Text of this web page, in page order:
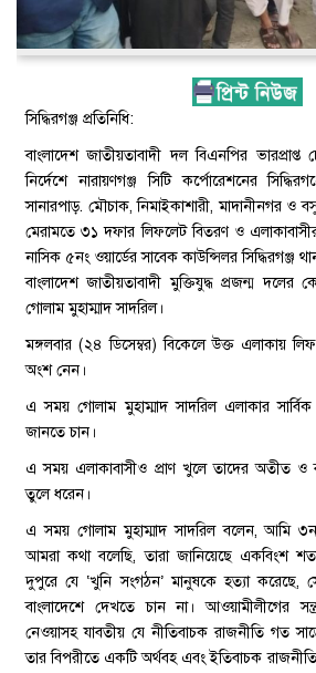
সিদ্ধিরগঞ্জ প্রতিনিধি:
বাংলাদেশ জাতীয়তাবাদী দল বিএনপির ভারপ্রাপ্ত
নির্দেশে নারায়ণগঞ্জ সিটি কর্পোরেশনের
সানারপাড়. মৌচাক, নিমাইকাশারী, মাদানীনগর ও
মেরামতে ৩১ দফার লিফলেট বিতরণ ও
নাসিক ৫নং ওয়ার্ডের সাবেক কাউন্সিলর সিদ্ধিরগঞ্জ
বাংলাদেশ জাতীয়তাবাদী মুক্তিযুদ্ধ প্রজন্ম দলের
গোলাম মুহাম্মাদ সাদরিল।
মঙ্গলবার (২৪ ডিসেম্বর) বিকেলে উক্ত এলাকায়
অংশ নেন।
এ সময় গোলাম মুহাম্মাদ সাদরিল এলাকার সার্বিক
জানতে চান।
এ সময় এলাকাবাসীও প্রাণ খুলে তাদের অতীত ও
তুলে ধরেন।
এ সময় গোলাম মুহাম্মাদ সাদরিল বলেন, আমি ৩নং
আমরা কথা বলেছি, তারা জানিয়েছে একবিংশ
দুপুরে যে ‘খুনি সংগঠন’ মানুষকে হত্যা করেছে,
বাংলাদেশে দেখতে চান না। আওয়ামীলীগের
নেওয়াসহ যাবতীয় যে নীতিবাচক রাজনীতি গত
তার বিপরীতে একটি অর্থবহ এবং ইতিবাচক রাজনীতি